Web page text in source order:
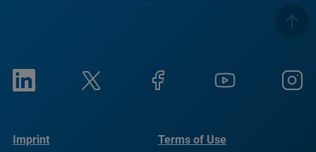
Imprint Terms of Use